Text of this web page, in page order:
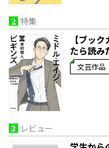
2 特集
【ブッ
たら読み
文芸作品
3 レビュー